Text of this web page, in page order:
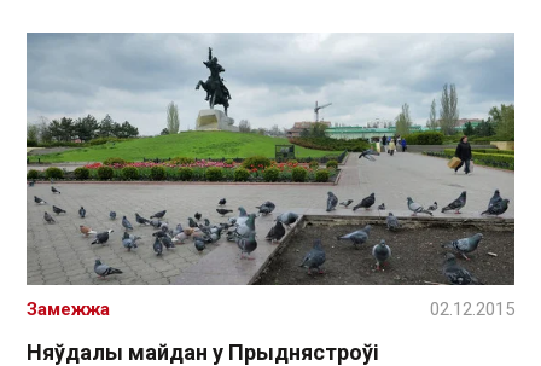
Няўдалы майдан у Прыднястроўі
Замежжа 02.12.2015